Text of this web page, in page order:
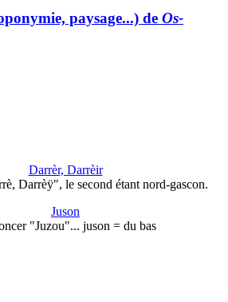
paysage...) de Os-
Darrèr, Darrèir
Darrèÿ", le second étant nord-gascon.
Juson
"Juzou"... juson = du bas